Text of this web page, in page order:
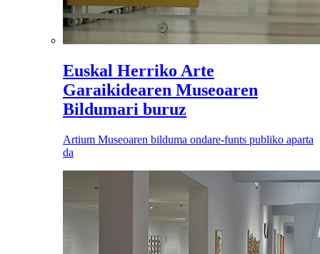
Euskal Herriko Arte
Garaikidearen Museoaren
Bildumari buruz
Artium Museoaren bilduma ondare-funts publiko aparta
da